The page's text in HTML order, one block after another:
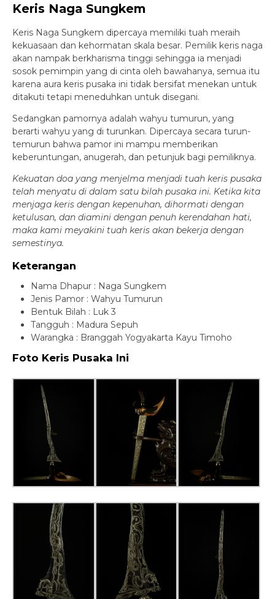
Keris Naga Sungkem
Keris Naga Sungkem dipercaya memiliki tuah meraih
kekuasaan dan kehormatan skala besar. Pemilik keris naga
akan nampak berkharisma tinggi sehingga ia menjadi
sosok pemimpin yang di cinta oleh bawahanya, semua itu
karena aura keris pusaka ini tidak bersifat menekan untuk
ditakuti tetapi meneduhkan untuk disegani.
Sedangkan pamornya adalah wahyu tumurun, yang
berarti wahyu yang di turunkan. Dipercaya secara turun-
temurun bahwa pamor ini mampu memberikan
keberuntungan, anugerah, dan petunjuk bagi pemiliknya.
Kekuatan doa yang menjelma menjadi tuah keris pusaka
telah menyatu di dalam satu bilah pusaka ini. Ketika kita
menjaga keris dengan kepenuhan, dihormati dengan
ketulusan, dan diamini dengan penuh kerendahan hati,
maka kami meyakini tuah keris akan bekerja dengan
semestinya.
Keterangan
Nama Dhapur : Naga Sungkem
Jenis Pamor : Wahyu Tumurun
Bentuk Bilah : Luk 3
Tangguh : Madura Sepuh
Warangka : Branggah Yogyakarta Kayu Timoho
Foto Keris Pusaka Ini